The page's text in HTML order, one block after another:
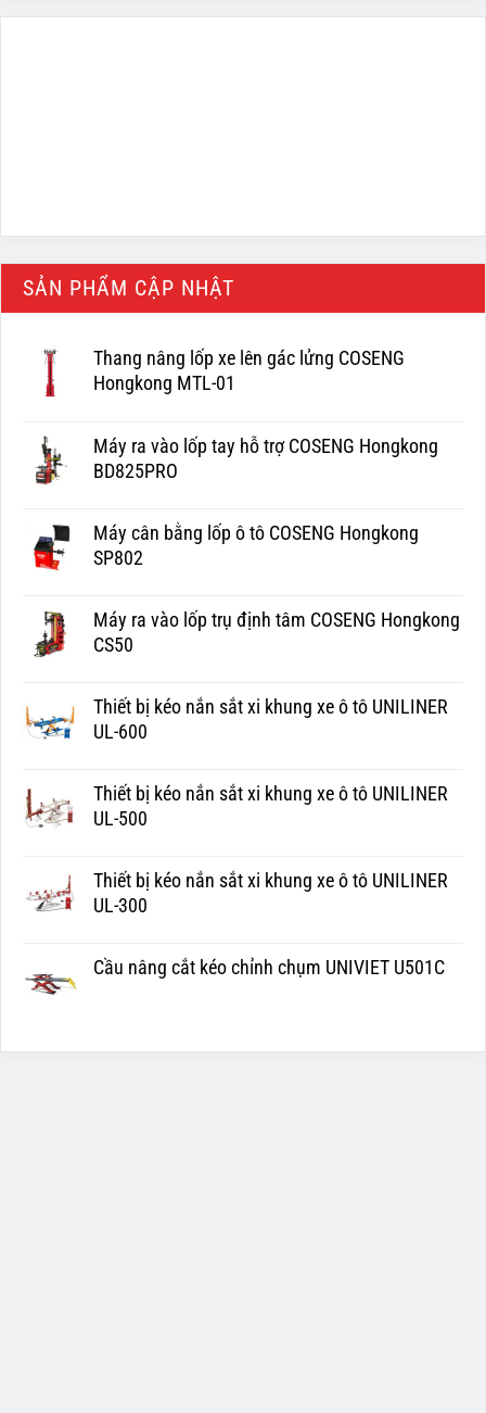
SẢN PHẨM CẬP NHẬT
Thang nâng lốp xe lên gác lửng COSENG
Hongkong MTL-01
Máy ra vào lốp tay hỗ trợ COSENG Hongkong
BD825PRO
Máy cân bằng lốp ô tô COSENG Hongkong
SP802
Máy ra vào lốp trụ định tâm COSENG Hongkong
CS50
Thiết bị kéo nắn sắt xi khung xe ô tô UNILINER
UL-600
Thiết bị kéo nắn sắt xi khung xe ô tô UNILINER
UL-500
Thiết bị kéo nắn sắt xi khung xe ô tô UNILINER
UL-300
Cầu nâng cắt kéo chỉnh chụm UNIVIET U501C